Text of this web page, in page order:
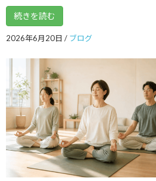
2021年11月
2021年10月
2021年9月
2021年8月
2021年7月
2021年6月
2021年5月
2021年4月
続きを読む
2026年6月20日 / ブログ